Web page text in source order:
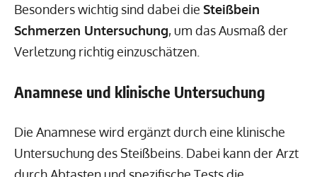
Besonders wichtig sind dabei die Steißbein
Schmerzen Untersuchung, um das Ausmaß der
Verletzung richtig einzuschätzen.
Anamnese und klinische Untersuchung
Die Anamnese wird ergänzt durch eine klinische
Untersuchung des Steißbeins. Dabei kann der Arzt